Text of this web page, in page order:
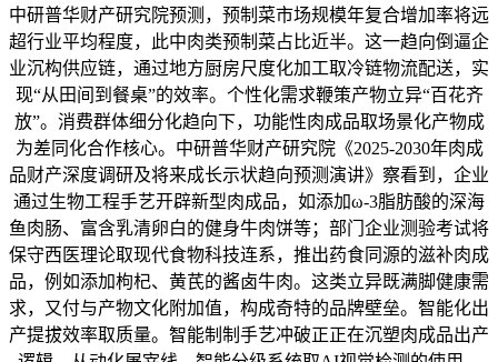
中研普华财产研究院预测，预制菜市场规模年复合增加率将远
超行业平均程度，此中肉类预制菜占比近半。这一趋向倒逼企
业沉构供应链，通过地方厨房尺度化加工取冷链物流配送，实
现“从田间到餐桌”的效率。个性化需求鞭策产物立异“百花齐
放”。消费群体细分化趋向下，功能性肉成品取场景化产物成
为差同化合作核心。中研普华财产研究院《2025-2030年肉成
品财产深度调研及将来成长示状趋向预测演讲》察看到，企业
通过生物工程手艺开辟新型肉成品，如添加ω-3脂肪酸的深海
鱼肉肠、富含乳清卵白的健身牛肉饼等；部门企业测验考试将
保守西医理论取现代食物科技连系，推出药食同源的滋补肉成
品，例如添加枸杞、黄芪的酱卤牛肉。这类立异既满脚健康需
求，又付与产物文化附加值，构成奇特的品牌壁垒。智能化出
产提拔效率取质量。智能制制手艺冲破正正在沉塑肉成品出产